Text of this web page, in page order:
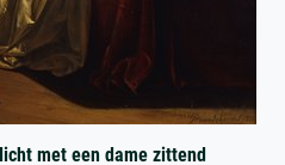
met een dame zittend